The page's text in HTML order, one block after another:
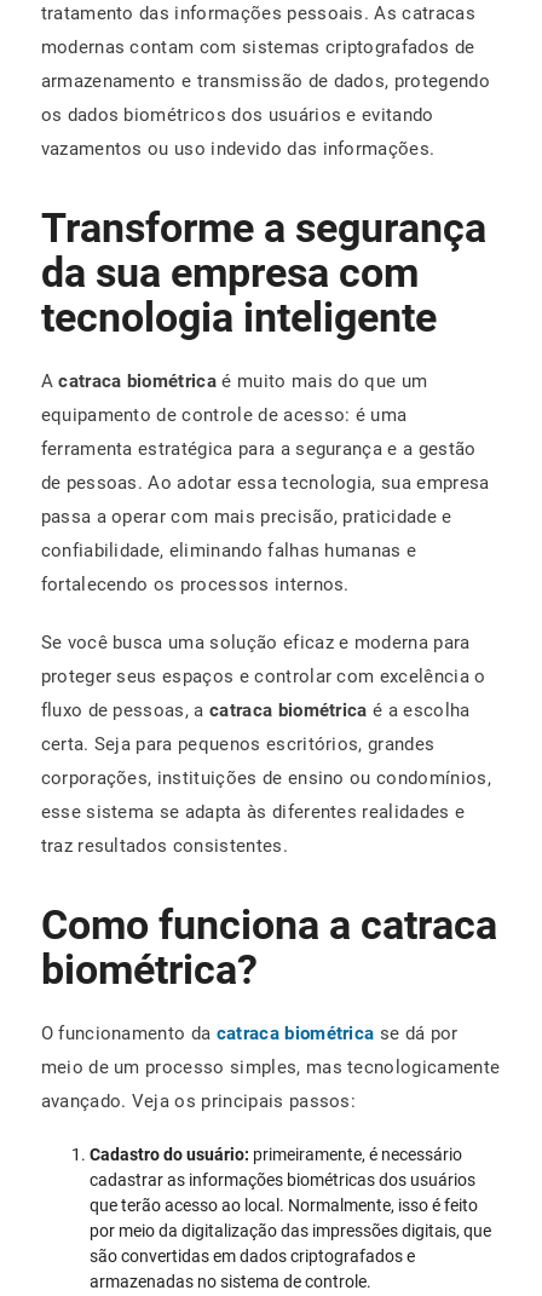
tratamento das informações pessoais. As catracas
modernas contam com sistemas criptografados de
armazenamento e transmissão de dados, protegendo
os dados biométricos dos usuários e evitando
vazamentos ou uso indevido das informações.
Transforme a segurança
da sua empresa com
tecnologia inteligente
Acatraca biométrica é muito mais do que um
equipamento de controle de acesso: é uma
ferramenta estratégica para a segurança e a gestão
de pessoas. Ao adotar essa tecnologia, sua empresa
passa a operar com mais precisão, praticidade e
confiabilidade, eliminando falhas humanas e
fortalecendo os processos internos.
Se você busca uma solução eficaz e moderna para
proteger seus espaços e controlar com excelência o
fluxo de pessoas, a catraca biométrica é a escolha
certa. Seja para pequenos escritórios, grandes
corporações, instituições de ensino ou condomínios,
esse sistema se adapta às diferentes realidades e
traz resultados consistentes.
Como funciona a catraca
biométrica?
O funcionamento da catraca biométrica se dá por
meio de um processo simples, mas tecnologicamente
avançado. Veja os principais passos:
Cadastro do usuário: primeiramente, é necessário
cadastrar as informações biométricas dos usuários
que terão acesso ao local. Normalmente, isso é feito
por meio da digitalização das impressões digitais, que
são convertidas em dados criptografados e
armazenadas no sistema de controle.